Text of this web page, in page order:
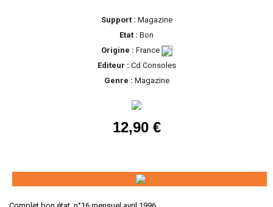
Support : Magazine
Etat : Bon
Origine : France
Editeur : Cd Consoles
Genre : Magazine
12,90 €